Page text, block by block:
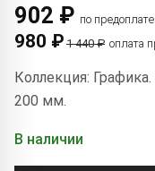
902 ₽ по предоплате
980 ₽ 1 440 ₽ оплата
Коллекция:
200 мм.
В наличии